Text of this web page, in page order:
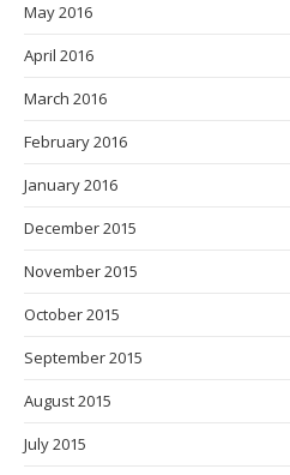
May 2016
April 2016
March 2016
February 2016
January 2016
December 2015
November 2015
October 2015
September 2015
August 2015
July 2015